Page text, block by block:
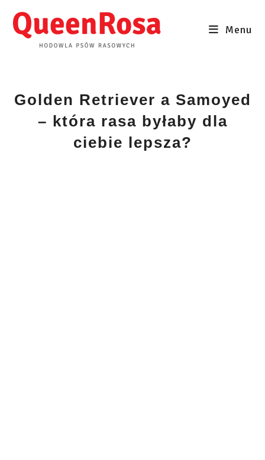
content
Menu
Golden Retriever a Samoyed
– która rasa byłaby dla
ciebie lepsza?